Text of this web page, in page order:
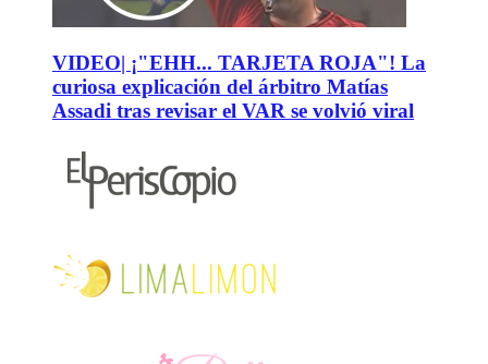
VIDEO| ¡"EHH... TARJETA ROJA"! La
curiosa explicación del árbitro Matías
Assadi tras revisar el VAR se volvió viral